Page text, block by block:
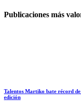
Publicaciones más
Talentos Martiko bate récord
edición